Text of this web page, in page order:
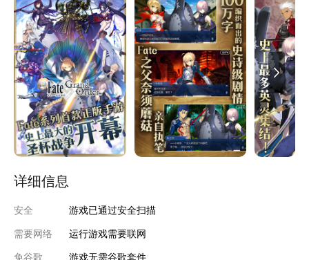
详细信息
安全 游戏已通过安全扫描
需要网络 运行游戏需要联网
免谷歌 游戏无需谷歌套件